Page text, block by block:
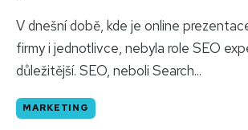
V dnešní době, kde je online
firmy i jednotlivce, nebyla role SEO
důležitější. SEO, neboli Search...
MARKETING